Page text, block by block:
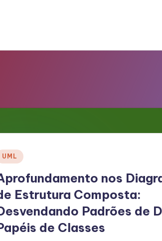
UML
nos
Estrutura Composta:
Padrões de
de Classes